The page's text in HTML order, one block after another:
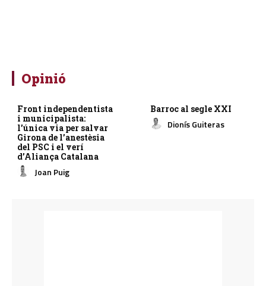
Opinió
Front independentista
i municipalista:
l’única via per salvar
Girona de l’anestèsia
del PSC i el verí
d’Aliança Catalana
Joan Puig
Barroc al segle XXI
Dionís Guiteras